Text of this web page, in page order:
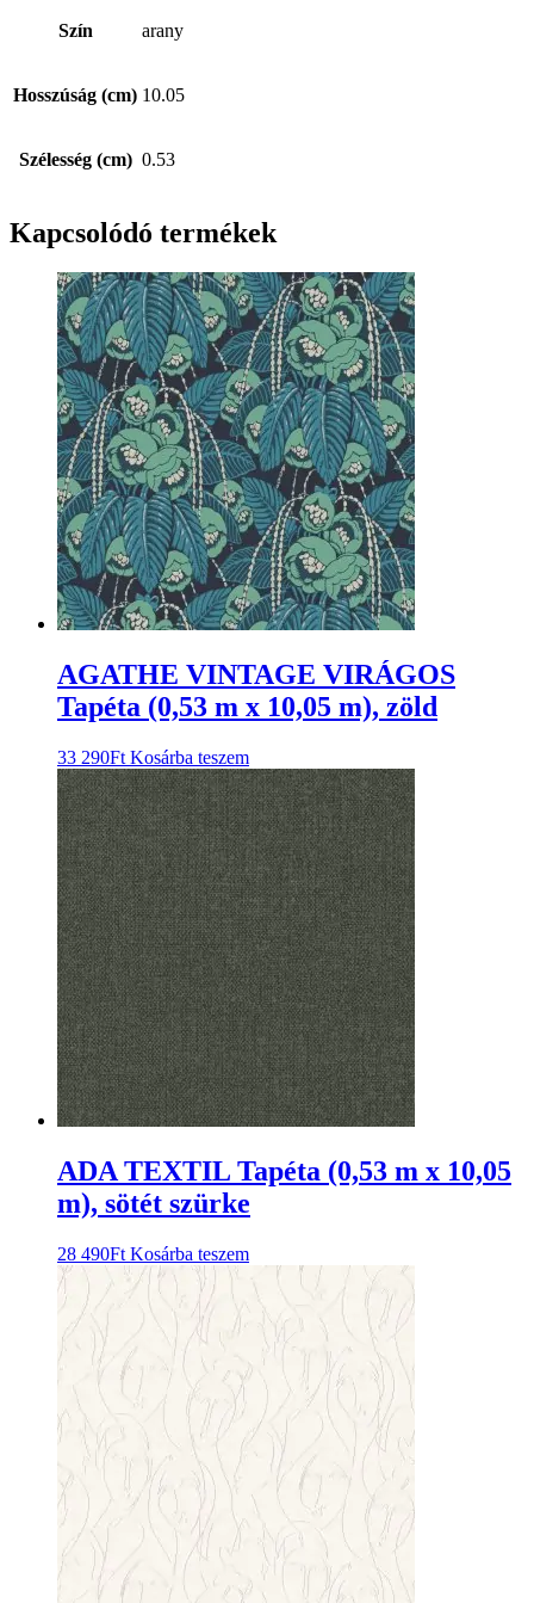
Szín arany
Hosszúság (cm) 10.05
Szélesség (cm) 0.53
Kapcsolódó termékek
AGATHE VINTAGE VIRÁGOS
Tapéta (0,53 m x 10,05 m), zöld
33 290Ft Kosárba teszem
ADA TEXTIL Tapéta (0,53 m x 10,05
m), sötét szürke
28 490Ft Kosárba teszem